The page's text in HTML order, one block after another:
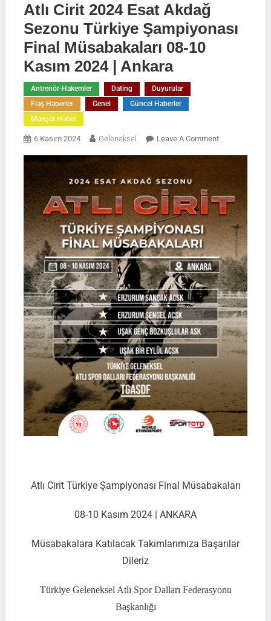
Atlı Cirit 2024 Esat Akdağ
Sezonu Türkiye Şampiyonası
Final Müsabakaları 08-10
Kasım 2024 | Ankara
Antrenör-Hakemler Dating
Duyurular
Flaş Haberler
Genel
Güncel Haberler
Manşet Haber
6 Kasım 2024 Geleneksel Leave A CommentOn
Esat
Akdağ
Sezonu
Türkiye
Şampiyonası
Final
Müsabakaları
08-
10
Kasım
2024
Atlı Cirit Türkiye Şampiyonası Final Müsabakaları
08-10 Kasım 2024 | ANKARA
Müsabakalara Katılacak Takımlarımıza Başarılar
Dileriz
Türkiye Geleneksel Atlı Spor Dalları Federasyonu
Başkanlığı